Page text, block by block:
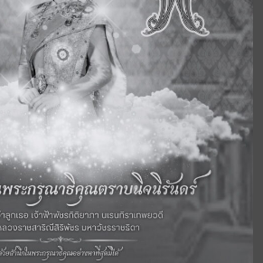
ดูข่าวสารทั้งหมด
หมายข่าว
ชาสัมพันธ์
ารและความเคลื่อนไหวของ
โรงเรียน